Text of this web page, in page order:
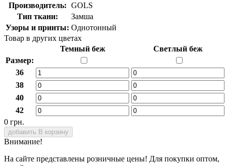
Производитель: GOLS
Тип ткани:
Замша
Узоры и принты: Однотонный
Товар в других цветах
Темный беж
Светлый беж
Размер:
36
38
40
42
0 грн.
добавить В корзину
Внимание!
На сайте представлены розничные цены! Для покупки оптом,